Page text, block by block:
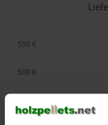
500 €
550 €